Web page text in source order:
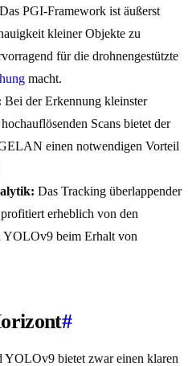
Das PGI-Framework ist äußerst
kleiner Objekte zu
für die drohnengestützte
macht.
Bei der Erkennung kleinster
Scans bietet der
einen notwendigen Vorteil
Das Tracking überlappender
erheblich von den
YOLOv9 beim Erhalt von
#
bietet zwar einen klaren